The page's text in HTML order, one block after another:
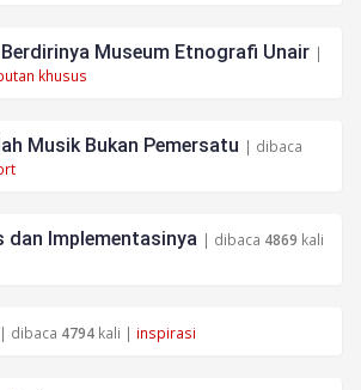
Museum Etnografi Unair |
khusus
Musik Bukan Pemersatu | dibaca
dan Implementasinya | dibaca 4869 kali
| dibaca 4794 kali | inspirasi